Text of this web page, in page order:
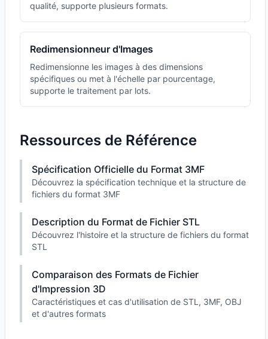
qualité, supporte plusieurs formats.
Redimensionneur d'Images
Redimensionne les images à des dimensions
spécifiques ou met à l'échelle par pourcentage,
supporte le traitement par lots.
Ressources de Référence
Spécification Officielle du Format 3MF
Découvrez la spécification technique et la structure de
fichiers du format 3MF
Description du Format de Fichier STL
Découvrez l'histoire et la structure de fichiers du format
STL
Comparaison des Formats de Fichier
d'Impression 3D
Caractéristiques et cas d'utilisation de STL, 3MF, OBJ
et d'autres formats